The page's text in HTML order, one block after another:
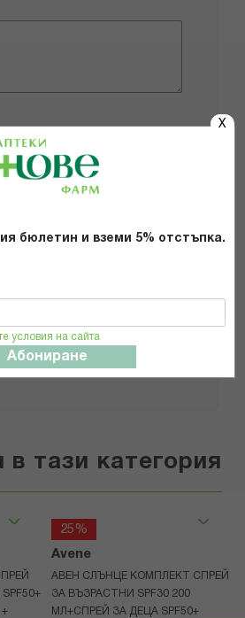
X
бюлетин и вземи 5% отстъпка.
условия на сайта
Абониране
съгласявам с
ИЗПРАТИ
в тази категория
25%
Avene
АВЕН СЛЪНЦЕ КОМПЛЕКТ СПРЕЙ
ЗА ВЪЗРАСТНИ SPF30 200
МЛ+СПРЕЙ ЗА ДЕЦА SPF50+